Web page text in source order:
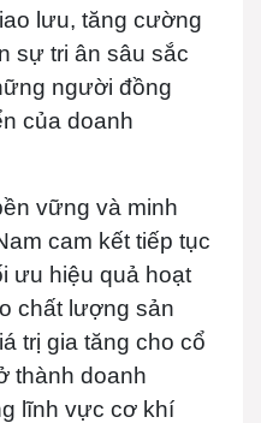
lưu, tăng cường
sự tri ân sâu sắc
người đồng
của doanh
vững và minh
cam kết tiếp tục
ưu hiệu quả hoạt
chất lượng sản
trị gia tăng cho cổ
thành doanh
lĩnh vực cơ khí